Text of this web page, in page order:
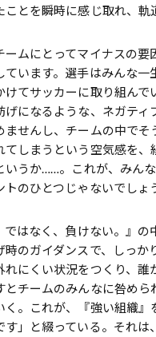
ことを瞬時に感じ取れ、軌
ームにとってマイナスの要
ています。選手はみんな一
けてサッカーに取り組んで
げになるような、ネガティ
ませんし、チームの中でそ
てしまうという空気感を、
いうか……。これが、みんな
のひとつじゃないでしょ
ではなく、負けない。』
時のガイダンスで、しっか
れにくい状況をつくり、誰
とチームのみんなに咎めら
く。これが、『強い組織』
す」と綴っている。それは